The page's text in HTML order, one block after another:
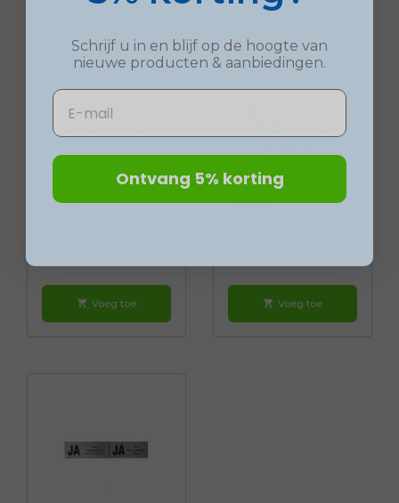
Prijs
95,00
shopping_cart Voeg toe
Prijs
60,00
shopping_cart Voeg toe
Schrijf u in en blijf op de hoogte van
nieuwe producten & aanbiedingen.
Email
Ontvang 5% korting